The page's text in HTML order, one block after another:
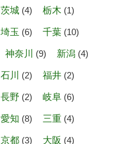
茨城 (4) 栃木 (1)
埼玉 (6) 千葉 (10)
神奈川 (9) 新潟 (4)
石川 (2) 福井 (2)
長野 (2) 岐阜 (6)
愛知 (8) 三重 (4)
京都 (3) 大阪 (4)